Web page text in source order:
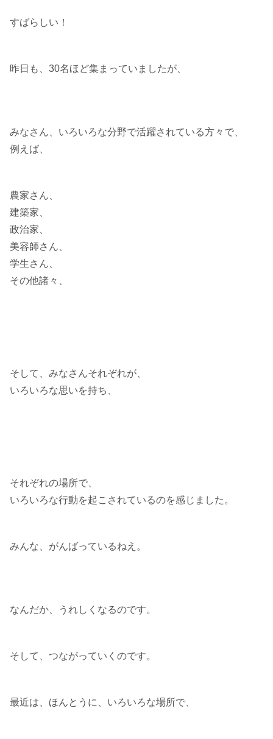
すばらしい！
昨日も、30名ほど集まっていましたが、
みなさん、いろいろな分野で活躍されている方々で、
例えば、
農家さん、
建築家、
政治家、
美容師さん、
学生さん、
その他諸々、
そして、みなさんそれぞれが、
いろいろな思いを持ち、
それぞれの場所で、
いろいろな行動を起こされているのを感じました。
みんな、がんばっているねえ。
なんだか、うれしくなるのです。
そして、つながっていくのです。
最近は、ほんとうに、いろいろな場所で、